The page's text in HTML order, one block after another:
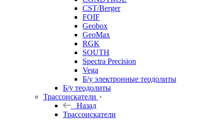
CST/Berger
FOIF
Geobox
GeoMax
RGK
SOUTH
Spectra Precision
Vega
Б/у электронные теодолиты
Б/у теодолиты
Трассоискатели
Назад
Трассоискатели